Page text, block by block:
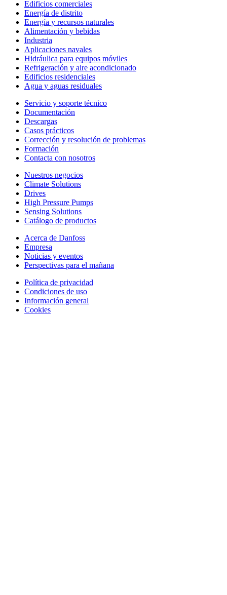
Edificios comerciales
Energía de distrito
Energía y recursos naturales
Alimentación y bebidas
Industria
Aplicaciones navales
Hidráulica para equipos móviles
Refrigeración y aire acondicionado
Edificios residenciales
Agua y aguas residuales
Servicio y soporte técnico
Documentación
Descargas
Casos prácticos
Corrección y resolución de problemas
Formación
Contacta con nosotros
Nuestros negocios
Climate Solutions
Drives
High Pressure Pumps
Sensing Solutions
Catálogo de productos
Acerca de Danfoss
Empresa
Noticias y eventos
Perspectivas para el mañana
Política de privacidad
Condiciones de uso
Información general
Cookies